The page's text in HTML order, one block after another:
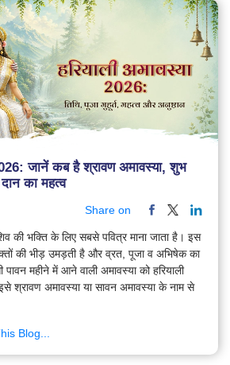
जानें कब है श्रावण अमावस्या, शुभ
का महत्व
Share on
की भक्ति के लिए सबसे पवित्र माना जाता है। इस
की भीड़ उमड़ती है और व्रत, पूजा व अभिषेक का
महीने में आने वाली अमावस्या को हरियाली
श्रावण अमावस्या या सावन अमावस्या के नाम से
Blog...